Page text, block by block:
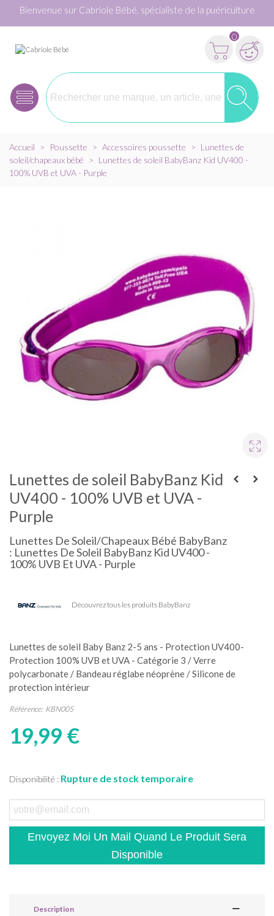
Bienvenue sur Cabriole Bébé, spécialiste de la puériculture
0
Accueil > Poussette > Accessoires poussette > Lunettes de
soleil/chapeaux bébé
> Lunettes de soleil BabyBanz Kid UV400 -
100% UVB et UVA - Purple
Lunettes de soleil BabyBanz Kid
UV400 - 100% UVB et UVA -
Purple
Lunettes De Soleil/chapeaux Bébé BabyBanz
: Lunettes De Soleil BabyBanz Kid UV400 -
100% UVB Et UVA - Purple
Découvrez tous les produits BabyBanz
Lunettes de soleil Baby Banz 2-5 ans - Protection UV400-
Protection 100% UVB et UVA - Catégorie 3 / Verre
polycarbonate / Bandeau réglabe néoprène / Silicone de
protection intérieur
Référence: KBN005
19,99 €
Disponibilité : Rupture de stock temporaire
Envoyez Moi Un Mail Quand Le Produit Sera
Disponible
Description